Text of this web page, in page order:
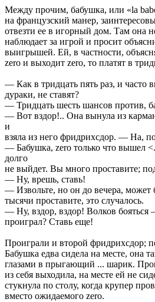
Между прочим, бабушка, или «la
на французский манер,
отвезти ее в игорный дом. Там она
наблюдает за игрой и просит
выигрышей. Ей, в частности,
zero и выходит zero, то платят в
— Как в тридцать пять раз, и часто
дураки, не ставят?
— Тридцать шесть шансов против,
— Вот вздор!.. Она вынула из
и
взяла из него фридрихсдор. — На,
— Бабушка, zero только что вышел
долго
не выйдет. Вы много проставите;
— Ну, врешь, ставь!
— Извольте, но он до вечера, может
тысячи проставите, это случалось.
— Ну, вздор, вздор! Волков бояться
проиграл? Ставь еще!
Проиграли и второй фридрихсдор;
Бабушка едва сидела на месте, она
глазами в прыгающий ... шарик.
из себя выходила, на месте ей не
стукнула по столу, когда крупер
вместо ожидаемого zero.